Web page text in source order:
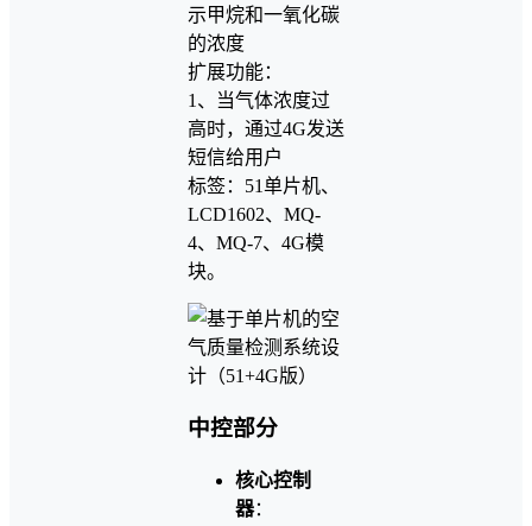
示甲烷和一氧化碳
的浓度
扩展功能：
1、当气体浓度过
高时，通过4G发送
短信给用户
标签：51单片机、
LCD1602、MQ-
4、MQ-7、4G模
块。
中控部分
核心控制
器：